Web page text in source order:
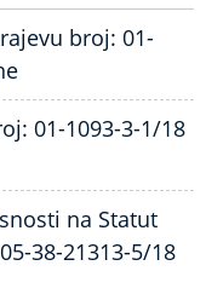
broj: 01-
01-1093-3-1/18
na Statut
38-21313-5/18